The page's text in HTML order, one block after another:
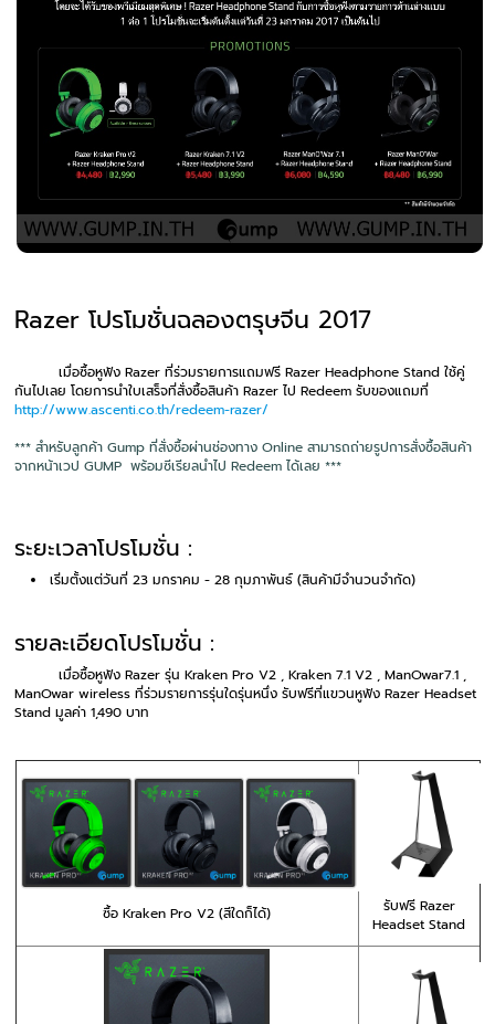
Razer โปรโมชั่นฉลองตรุษจีน 2017
เมื่อซื้อหูฟัง Razer ที่ร่วมรายการแถมฟรี Razer Headphone Stand ใช้คู่
กันไปเลย โดยการนำใบเสร็จที่สั่งซื้อสินค้า Razer ไป Redeem รับของแถมที่
http://www.ascenti.co.th/redeem-razer/
*** สำหรับลูกค้า Gump ที่สั่งซื้อผ่านช่องทาง Online สามารถถ่ายรูปการสั่งซื้อสินค้า
จากหน้าเวป GUMP พร้อมซีเรียลนำไป Redeem ได้เลย ***
ระยะเวลาโปรโมชั่น :
เริ่มตั้งแต่วันที่ 23 มกราคม - 28 กุมภาพันธ์ (สินค้ามีจำนวนจำกัด)
รายละเอียดโปรโมชั่น :
เมื่อซื้อหูฟัง Razer รุ่น Kraken Pro V2 , Kraken 7.1 V2 , ManOwar7.1 ,
ManOwar wireless ที่ร่วมรายการรุ่นใดรุ่นหนึ่ง รับฟรีที่แขวนหูฟังRazer Headset
Stand มูลค่า 1,490 บาท
ซื้อ Kraken Pro V2 (สีใดก็ได้)
รับฟรี Razer
Headset Stand